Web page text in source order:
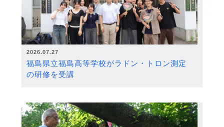
2026.07.27
福島県立福島高等学校がラドン・トロン測定
の研修を受講